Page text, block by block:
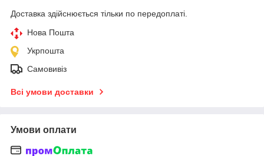
Доставка здійснюється тільки по передоплаті.
Нова Пошта
Укрпошта
Самовивіз
Всі умови доставки
Умови оплати